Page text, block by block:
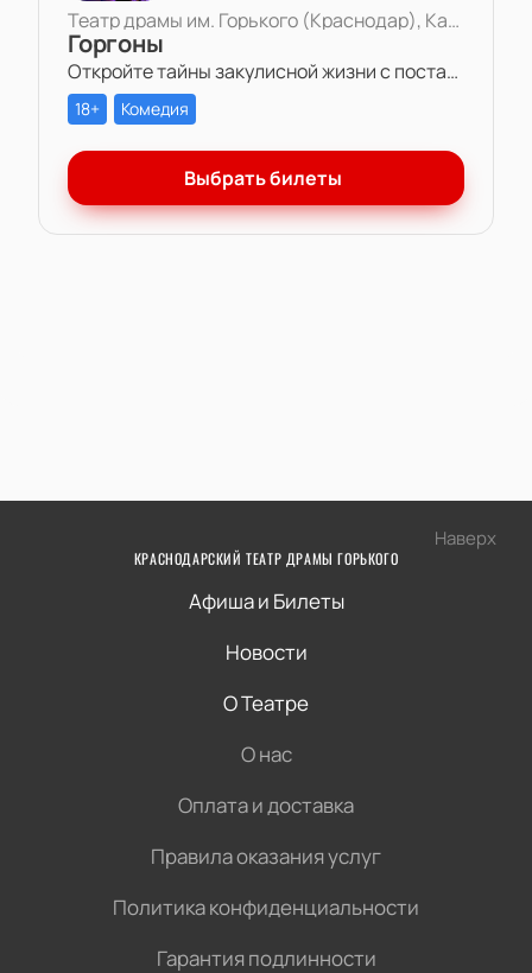
Театр драмы им. Горького (Краснодар), Камерная сцена
Горгоны
Откройте тайны закулисной жизни с постановкой «Горгоны» в Театре драмы им. Горького. Две актрисы, одна роль и многолетняя вражда – станьте свидетелем захватывающей игры амбиций и чувств на театральной сцене.
18+ Комедия
Выбрать билеты
Наверх
КРАСНОДАРСКИЙ ТЕАТР ДРАМЫ ГОРЬКОГО
Афиша и Билеты
Новости
О Театре
О нас
Оплата и доставка
Правила оказания услуг
Политика конфиденциальности
Гарантия подлинности